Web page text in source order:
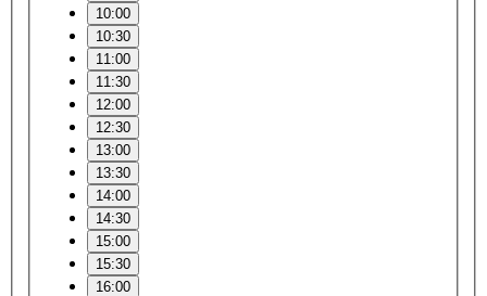
10:00
10:30
11:00
11:30
12:00
12:30
13:00
13:30
14:00
14:30
15:00
15:30
16:00